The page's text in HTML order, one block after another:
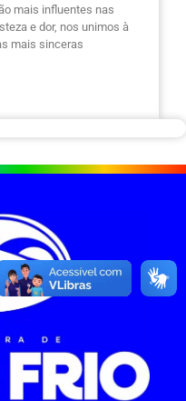
mais influentes nas
e dor, nos unimos à
mais sinceras